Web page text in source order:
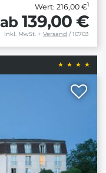
Wert: 216,00 €1
ab 139,00 €
inkl. MwSt. + Versand / 10703